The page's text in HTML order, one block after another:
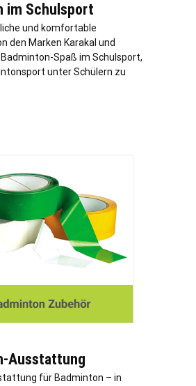
im Schulsport
und komfortable
den Marken Karakal und
Spaß im Schulsport,
unter Schülern zu
Ausstattung
für Badminton – in